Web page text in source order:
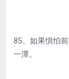
85、如果惧怕
一潭。